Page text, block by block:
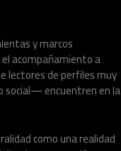
y marcos
acompañamiento a
lectores de perfiles muy
social— encuentren en la
como una realidad